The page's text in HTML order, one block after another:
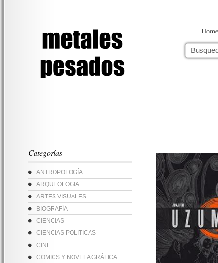
Home
Categorías
ANTROPOLOGÍA
ARQUEOLOGÍA
ARTES VISUALES
BIOGRAFÍA
CIENCIAS
CIENCIAS POLITICAS
CINE
COMICS Y NOVELA GRÁFICA